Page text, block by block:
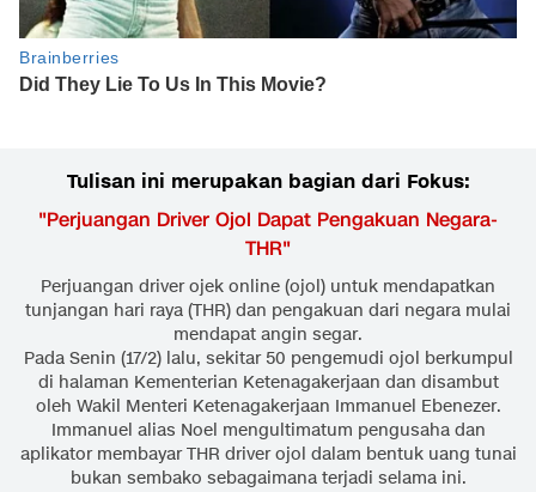
Tulisan ini merupakan bagian dari Fokus:
"Perjuangan Driver Ojol Dapat Pengakuan Negara-
THR"
Perjuangan driver ojek online (ojol) untuk mendapatkan
tunjangan hari raya (THR) dan pengakuan dari negara mulai
mendapat angin segar.
Pada Senin (17/2) lalu, sekitar 50 pengemudi ojol berkumpul
di halaman Kementerian Ketenagakerjaan dan disambut
oleh Wakil Menteri Ketenagakerjaan Immanuel Ebenezer.
Immanuel alias Noel mengultimatum pengusaha dan
aplikator membayar THR driver ojol dalam bentuk uang tunai
bukan sembako sebagaimana terjadi selama ini.